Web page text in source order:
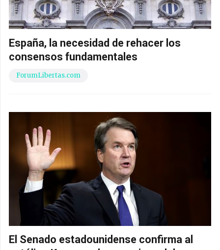
España, la necesidad de rehacer los
consensos fundamentales
ForumLibertas.com
El Senado estadounidense confirma al